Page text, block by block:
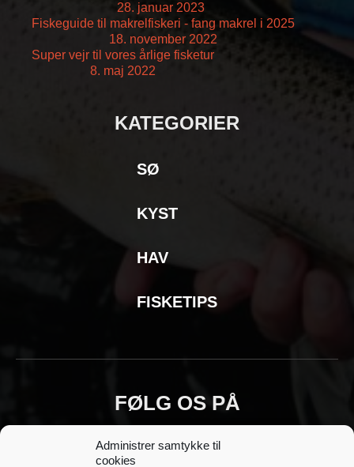
Administrer samtykke til
cookies
28. januar 2023
Fiskeguide til makrelfiskeri - fang makrel i 2025
18. november 2022
Super vejr til vores årlige fisketur
8. maj 2022
KATEGORIER
SØ
KYST
HAV
FISKETIPS
FØLG OS PÅ